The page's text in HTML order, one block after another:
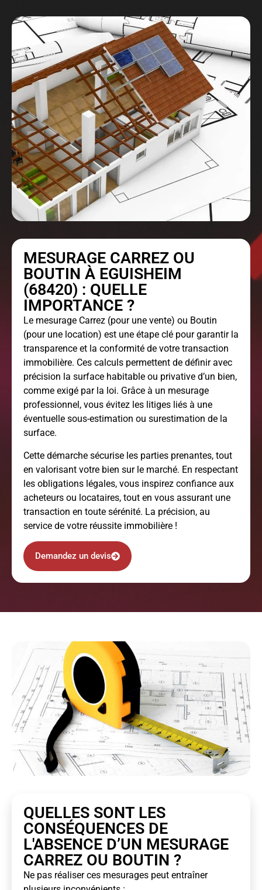
MESURAGE CARREZ OU
BOUTIN À EGUISHEIM
(68420) : QUELLE
IMPORTANCE ?
Le mesurage Carrez (pour une vente) ou Boutin
(pour une location) est une étape clé pour garantir la
transparence et la conformité de votre transaction
immobilière. Ces calculs permettent de définir avec
précision la surface habitable ou privative d’un bien,
comme exigé par la loi. Grâce à un mesurage
professionnel, vous évitez les litiges liés à une
éventuelle sous-estimation ou surestimation de la
surface.
Cette démarche sécurise les parties prenantes, tout
en valorisant votre bien sur le marché. En respectant
les obligations légales, vous inspirez confiance aux
acheteurs ou locataires, tout en vous assurant une
transaction en toute sérénité. La précision, au
service de votre réussite immobilière !
Demandez un devis
QUELLES SONT LES
CONSÉQUENCES DE
L'ABSENCE D’UN MESURAGE
CARREZ OU BOUTIN ?
Ne pas réaliser ces mesurages peut entraîner